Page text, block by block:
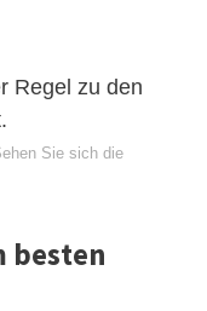
Regel zu den
Sie sich die
besten